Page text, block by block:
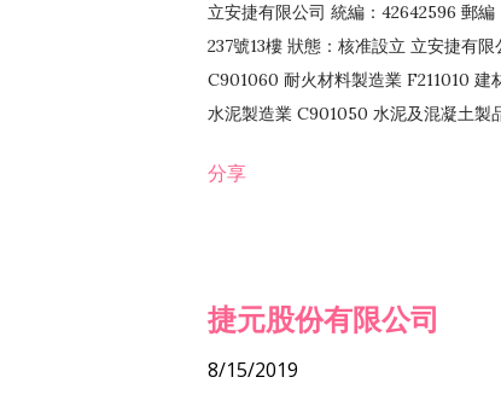
立安捷有限公司 統編：42642596 郵
237號13樓 狀態：核准設立 立安捷有
C901060 耐火材料製造業 F211010
水泥製造業 C901050 水泥及混凝土製
EZ99990 其他工程業 F102170 食品
分享
捷元股份有限公司
8/15/2019